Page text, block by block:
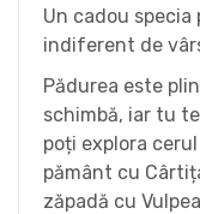
Un cadou
indiferent de
Pădurea este
schimbă, iar tu
poți explora
pământ cu
zăpadă cu